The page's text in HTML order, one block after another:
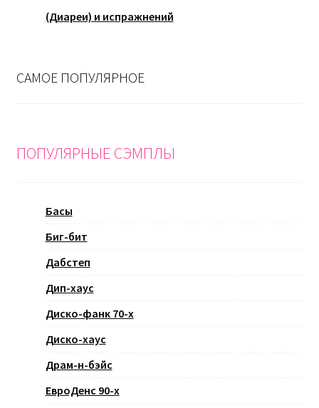
(Диареи) и испражнений
САМОЕ ПОПУЛЯРНОЕ
ПОПУЛЯРНЫЕ СЭМПЛЫ
Басы
Биг-бит
Дабстеп
Дип-хаус
Диско-фанк 70-х
Диско-хаус
Драм-н-бэйс
ЕвроДенс 90-х